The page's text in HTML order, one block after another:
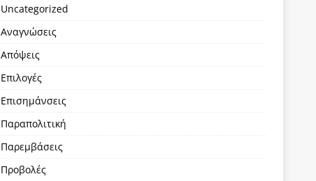
Uncategorized
Αναγνώσεις
Απόψεις
Επιλογές
Επισημάνσεις
Παραπολιτική
Παρεμβάσεις
Προβολές